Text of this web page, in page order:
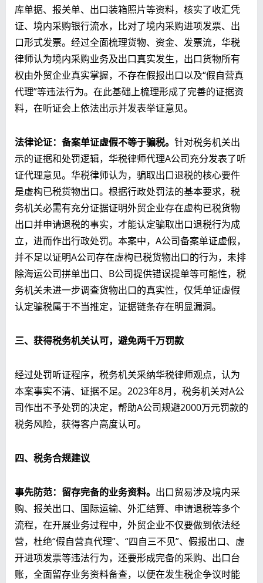
库单据、报关单、出口装箱照片等资料，核实了收汇凭
证、境内采购银行流水，比对了境内采购进项发票、出
口形式发票。经过全面梳理货物、资金、发票流，华税
律师认为境内采购业务及出口真实发生，出口货物所有
权由外贸企业真实掌握，不存在假报出口以及“假自营真
代理”等违法行为。在此基础上梳理形成了完善的证据资
料，在听证会上依法出示并发表举证意见。
法律论证：备案单证虚假不等于骗税。 针对税务机关出
示的证据和处罚逻辑，华税律师代理A公司充分发表了听
证代理意见。华税律师认为，骗取出口退税的核心要件
是虚构已税货物出口。根据行政处罚法的基本要求，税
务机关必需有充分证据证明外贸企业存在虚构已税货物
出口并申请退税的事实，才能认定骗取出口退税行为成
立，进而作出行政处罚。本案中，A公司备案单证虚假，
并不足以证明A公司存在虚构已税货物出口的行为，未排
除海运公司拼单出口、B公司提供错误提单等可能性，税
务机关未进一步调查货物出口的真实性，仅凭单证虚假
认定骗税属于不当推定，证据链条存在明显漏洞。
三、 获得税务机关认可，避免两千万罚款
经过处罚听证程序，税务机关采纳华税律师观点，认为
本案事实不清、证据不足。2023年8月，税务机关对A公
司作出不予处罚的决定，帮助A公司规避2000万元罚款的
税务风险，获得客户高度认可。
四、 税务合规建议
事先防范：留存完备的业务资料。 出口贸易涉及境内采
购、报关出口、国际运输、外汇结算、申请退税等多个
流程，在开展业务过程中，外贸企业不仅要做到依法经
营，杜绝“假自营真代理”、“四自三不见”、假报出口、虚
开进项发票等违法行为，还要形成完备的采购、出口台
账，全面留存业务资料备查，以便在发生税企争议时能